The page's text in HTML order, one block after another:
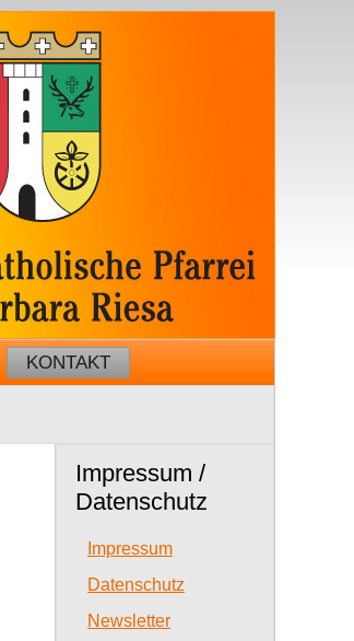
KONTAKT
Impressum /
Datenschutz
Impressum
Datenschutz
Newsletter